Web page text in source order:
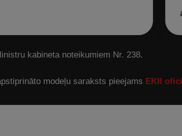
kabineta noteikumiem Nr. 238.
modeļu saraksts pieejams EKII